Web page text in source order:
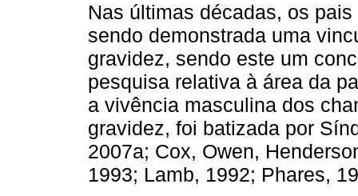
Nas últimas décadas, os
sendo demons­trada uma
gravidez, sendo este um
pesquisa relativa à área da
a vivência masculina dos
gravidez, foi ba­tizada por
2007a; Cox, Owen,
1993; Lamb, 1992; Phares,